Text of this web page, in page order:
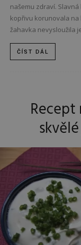
našemu zdraví.
kopřivu korunovala
žahavka nevysloužila
ČÍST DÁL
Recept